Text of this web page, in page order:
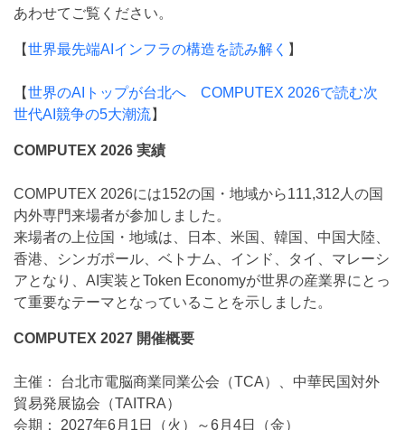
あわせてご覧ください。
【世界最先端AIインフラの構造を読み解く 】
【世界のAIトップが台北へ COMPUTEX 2026で読む次
世代AI競争の5大潮流】
COMPUTEX 2026 実績
COMPUTEX 2026には152の国・地域から111,312人の国
内外専門来場者が参加しました。
来場者の上位国・地域は、日本、米国、韓国、中国大陸、
香港、シンガポール、ベトナム、インド、タイ、マレーシ
アとなり、AI実装とToken Economyが世界の産業界にとっ
て重要なテーマとなっていることを示しました。
COMPUTEX 2027 開催概要
主催： 台北市電脳商業同業公会（TCA）、中華民国対外
貿易発展協会（TAITRA）
会期： 2027年6月1日（火）～6月4日（金）